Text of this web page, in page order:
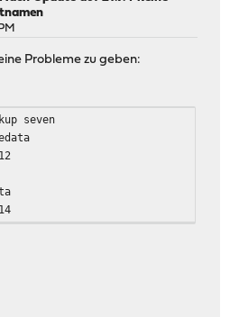
Probleme zu geben:
seven